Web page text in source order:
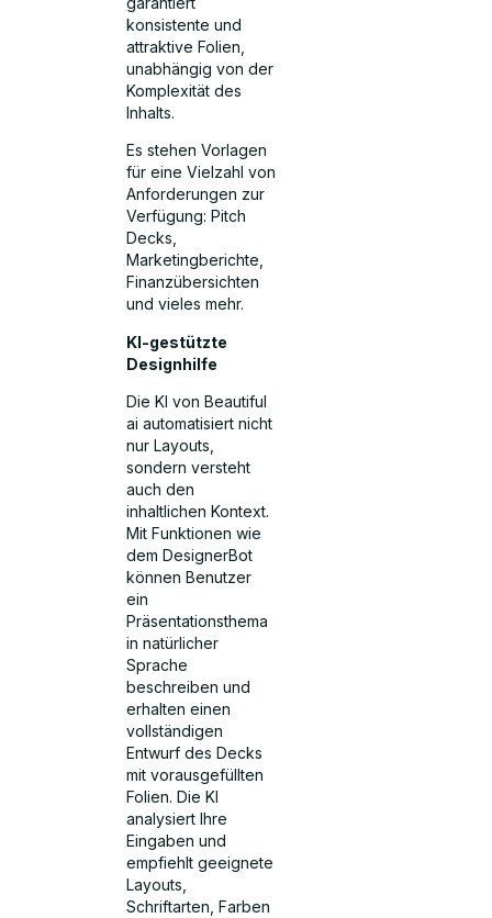
konsistente und
attraktive Folien,
unabhängig von der
Komplexität des
Inhalts.
Es stehen Vorlagen
für eine Vielzahl von
Anforderungen zur
Verfügung: Pitch
Decks,
Marketingberichte,
Finanzübersichten
und vieles mehr.
KI-gestützte
Designhilfe
Die KI von Beautiful
ai automatisiert nicht
nur Layouts,
sondern versteht
auch den
inhaltlichen Kontext.
Mit Funktionen wie
dem DesignerBot
können Benutzer
ein
Präsentationsthema
in natürlicher
Sprache
beschreiben und
erhalten einen
vollständigen
Entwurf des Decks
mit vorausgefüllten
Folien. Die KI
analysiert Ihre
Eingaben und
empfiehlt geeignete
Layouts,
Schriftarten, Farben